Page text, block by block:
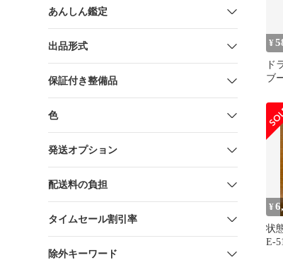
あんしん鑑定
出品形式
保証付き整備品
色
発送オプション
配送料の負担
タイムセール割引率
除外キーワード
¥
ド
ブ
ー
¥
状
E-